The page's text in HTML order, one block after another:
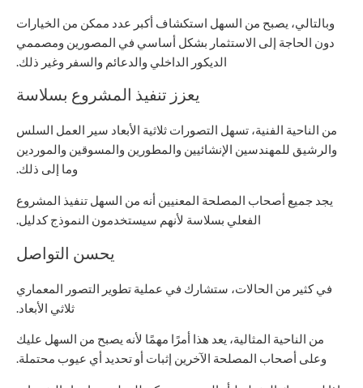
وبالتالي، يصبح من السهل استكشاف أكبر عدد ممكن من الخيارات
دون الحاجة إلى الاستثمار بشكل أساسي في المصورين ومصممي
الديكور الداخلي والدعائم والسفر وغير ذلك.
يعزز تنفيذ المشروع بسلاسة
من الناحية الفنية، تسهل التصورات ثلاثية الأبعاد سير العمل السلس
والرشيق للمهندسين الإنشائيين والمطورين والمسوقين والموردين
وما إلى ذلك.
يجد جميع أصحاب المصلحة المعنيين أنه من السهل تنفيذ المشروع
الفعلي بسلاسة لأنهم سيستخدمون النموذج كدليل.
يحسن التواصل
في كثير من الحالات، ستشارك في عملية تطوير التصور المعماري
ثلاثي الأبعاد.
من الناحية المثالية، يعد هذا أمرًا مهمًا لأنه يصبح من السهل عليك
وعلى أصحاب المصلحة الآخرين إثبات أو تحديد أي عيوب محتملة.